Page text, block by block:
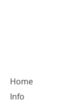
Home
Info